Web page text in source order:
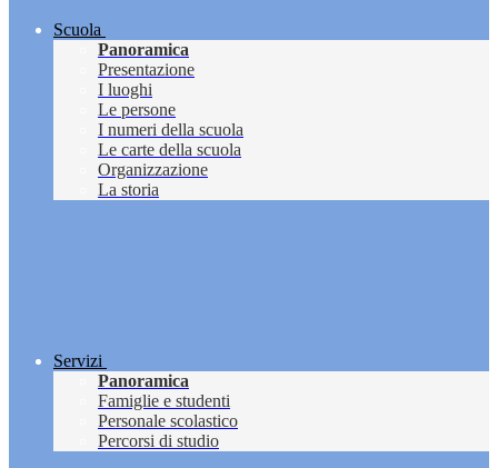
Scuola
Panoramica
Presentazione
I luoghi
Le persone
I numeri della scuola
Le carte della scuola
Organizzazione
La storia
Servizi
Panoramica
Famiglie e studenti
Personale scolastico
Percorsi di studio